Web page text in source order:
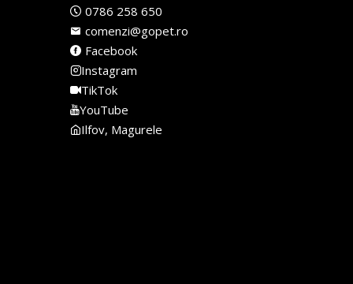
0786 258 650
comenzi@gopet.ro
Facebook
Instagram
TikTok
YouTube
Ilfov, Magurele